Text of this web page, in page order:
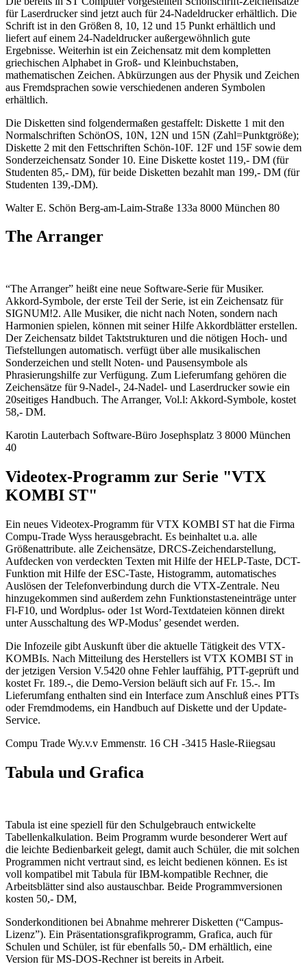
für Laserdrucker sind jetzt auch für 24-Nadeldrucker erhältlich. Die
Schrift ist in den Größen 8, 10, 12 und 15 Punkt erhältlich und
liefert auf einem 24-Nadeldrucker außergewöhnlich gute
Ergebnisse. Weiterhin ist ein Zeichensatz mit dem kompletten
griechischen Alphabet in Groß- und Kleinbuchstaben,
mathematischen Zeichen. Abkürzungen aus der Physik und Zeichen
aus Fremdsprachen sowie verschiedenen anderen Symbolen
erhältlich.
Die Disketten sind folgendermaßen gestaffelt: Diskette 1 mit den
Normalschriften SchönOS, 10N, 12N und 15N (Zahl=Punktgröße);
Diskette 2 mit den Fettschriften Schön-10F. 12F und 15F sowie dem
Sonderzeichensatz Sonder 10. Eine Diskette kostet 119,- DM (für
Studenten 85,- DM), für beide Disketten bezahlt man 199,- DM (für
Studenten 139,-DM).
Walter E. Schön Berg-am-Laim-Straße 133a 8000 München 80
The Arranger
“The Arranger” heißt eine neue Software-Serie für Musiker.
Akkord-Symbole, der erste Teil der Serie, ist ein Zeichensatz für
SIGNUM!2. Alle Musiker, die nicht nach Noten, sondern nach
Harmonien spielen, können mit seiner Hilfe Akkordblätter erstellen.
Der Zeichensatz bildet Taktstrukturen und die nötigen Hoch- und
Tiefstellungen automatisch. verfügt über alle musikalischen
Sonderzeichen und stellt Noten- und Pausensymbole als
Phrasierungshilfe zur Verfügung. Zum Lieferumfang gehören die
Zeichensätze für 9-Nadel-, 24-Nadel- und Laserdrucker sowie ein
20seitiges Handbuch. The Arranger, Vol.l: Akkord-Symbole, kostet
58,- DM.
Karotin Lauterbach Software-Büro Josephsplatz 3 8000 München
40
Videotex-Programm zur Serie "VTX
KOMBI ST"
Ein neues Videotex-Programm für VTX KOMBI ST hat die Firma
Compu-Trade Wyss herausgebracht. Es beinhaltet u.a. alle
Größenattribute. alle Zeichensätze, DRCS-Zeichendarstellung,
Aufdecken von verdeckten Texten mit Hilfe der HELP-Taste, DCT-
Funktion mit Hilfe der ESC-Taste, Histogramm, automatisches
Auslösen der Telefonverbindung durch die VTX-Zentrale. Neu
hinzugekommen sind außerdem zehn Funktionstasteneinträge unter
Fl-F10, und Wordplus- oder 1st Word-Textdateien können direkt
unter Ausschaltung des WP-Modus’ gesendet werden.
Die Infozeile gibt Auskunft über die aktuelle Tätigkeit des VTX-
KOMBIs. Nach Mitteilung des Herstellers ist VTX KOMBI ST in
der jetzigen Version V.5420 ohne Fehler lauffähig, PTT-geprüft und
kostet Fr. 189.-, die Demo-Version beläuft sich auf Fr. 15.-. Im
Lieferumfang enthalten sind ein Interface zum Anschluß eines PTTs
oder Fremdmodems, ein Handbuch auf Diskette und der Update-
Service.
Compu Trade Wy.v.v Emmenstr. 16 CH -3415 Hasle-Riiegsau
Tabula und Grafica
Tabula ist eine speziell für den Schulgebrauch entwickelte
Tabellenkalkulation. Beim Programm wurde besonderer Wert auf
die leichte Bedienbarkeit gelegt, damit auch Schüler, die mit solchen
Programmen nicht vertraut sind, es leicht bedienen können. Es ist
voll kompatibel mit Tabula für IBM-kompatible Rechner, die
Arbeitsblätter sind also austauschbar. Beide Programmversionen
kosten 50,- DM,
Sonderkonditionen bei Abnahme mehrerer Disketten (“Campus-
Lizenz”). Ein Präsentationsgrafikprogramm, Grafica, auch für
Schulen und Schüler, ist für ebenfalls 50,- DM erhältlich, eine
Version für MS-DOS-Rechner ist bereits in Arbeit.